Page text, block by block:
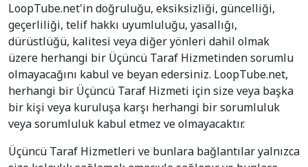
LoopTube.net'in doğruluğu, eksiksizliği, güncelliği,
geçerliliği, telif hakkı uyumluluğu, yasallığı,
dürüstlüğü, kalitesi veya diğer yönleri dahil olmak
üzere herhangi bir Üçüncü Taraf Hizmetinden sorumlu
olmayacağını kabul ve beyan edersiniz. LoopTube.net,
herhangi bir Üçüncü Taraf Hizmeti için size veya başka
bir kişi veya kuruluşa karşı herhangi bir sorumluluk
veya sorumluluk kabul etmez ve olmayacaktır.
Üçüncü Taraf Hizmetleri ve bunlara bağlantılar yalnızca